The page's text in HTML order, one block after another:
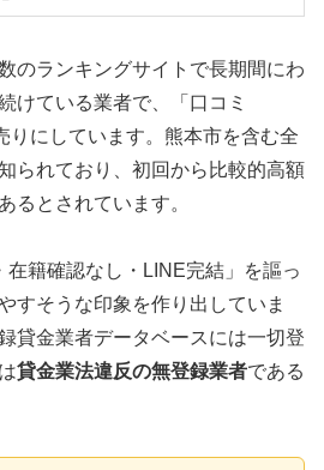
のランキングサイトで長期間にわ
けている業者で、「口コミ
りにしています。熊本市を含む全
られており、初回から比較的高額
るとされています。
籍確認なし・LINE完結」を謳っ
すそうな印象を作り出していま
貸金業者データベースには一切登
貸金業法違反の無登録業者である